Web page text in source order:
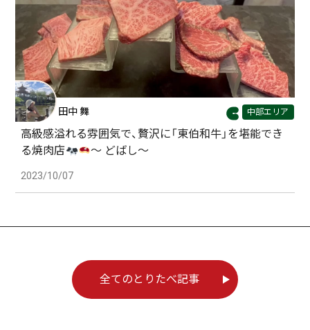
田中 舞 中部エリア
高級感溢れる雰囲気で、贅沢に「東伯和牛」を堪能でき
る焼肉店
～ どばし～
2023/10/07
全てのとりたべ記事